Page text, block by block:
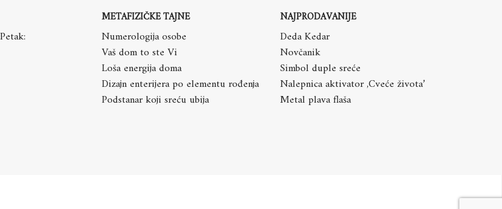
METAFIZIČKE TAJNE
Numerologija osobe
Vaš dom to ste Vi
Loša energija doma
Dizajn enterijera po elementu rođenja
Podstanar koji sreću ubija
NAJPRODAVANIJE
Deda Kedar
Novčanik
Simbol duple sreće
Nalepnica aktivator ,Cveće života’
Metal plava flaša